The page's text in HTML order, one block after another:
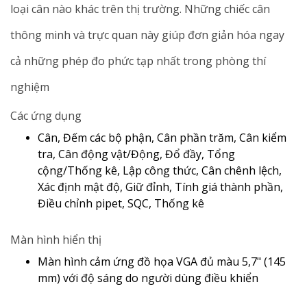
loại cân nào khác trên thị trường. Những chiếc cân
thông minh và trực quan này giúp đơn giản hóa ngay
cả những phép đo phức tạp nhất trong phòng thí
nghiệm
Các ứng dụng
Cân, Đếm các bộ phận, Cân phần trăm, Cân kiểm
tra, Cân động vật/Động, Đổ đầy, Tổng
cộng/Thống kê, Lập công thức, Cân chênh lệch,
Xác định mật độ, Giữ đỉnh, Tính giá thành phần,
Điều chỉnh pipet, SQC, Thống kê
Màn hình hiển thị
Màn hình cảm ứng đồ họa VGA đủ màu 5,7" (145
mm) với độ sáng do người dùng điều khiển